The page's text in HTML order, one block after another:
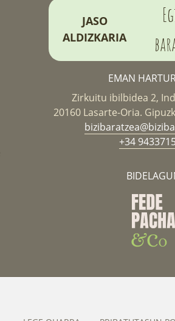
JASO
ALDIZKARIA
EMAN
Zirkuitu ibilbidea 2,
20160 Lasarte-Oria.
+34